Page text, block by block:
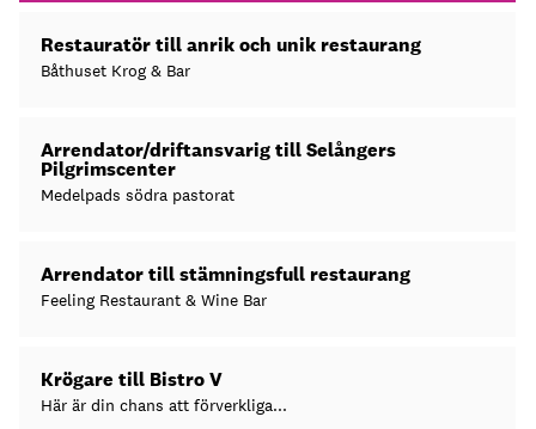
Restauratör till anrik och unik restaurang
Båthuset Krog & Bar
Arrendator/driftansvarig till Selångers
Pilgrimscenter
Medelpads södra pastorat
Arrendator till stämningsfull restaurang
Feeling Restaurant & Wine Bar
Krögare till Bistro V
Här är din chans att förverkliga...